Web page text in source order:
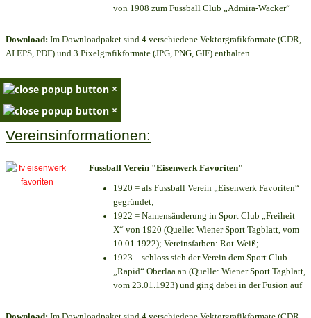
von 1908 zum Fussball Club „Admira-Wacker“
Download: Im Downloadpaket sind 4 verschiedene Vektorgrafikformate (CDR,
AI EPS, PDF) und 3 Pixelgrafikformate (JPG, PNG, GIF) enthalten.
×
×
Vereinsinformationen:
Fussball Verein "Eisenwerk Favoriten"
1920 = als Fussball Verein „Eisenwerk Favoriten“
gegründet;
1922 = Namensänderung in Sport Club „Freiheit
X“ von 1920 (Quelle: Wiener Sport Tagblatt, vom
10.01.1922); Vereinsfarben: Rot-Weiß;
1923 = schloss sich der Verein dem Sport Club
„Rapid“ Oberlaa an (Quelle: Wiener Sport Tagblatt,
vom 23.01.1923) und ging dabei in der Fusion auf